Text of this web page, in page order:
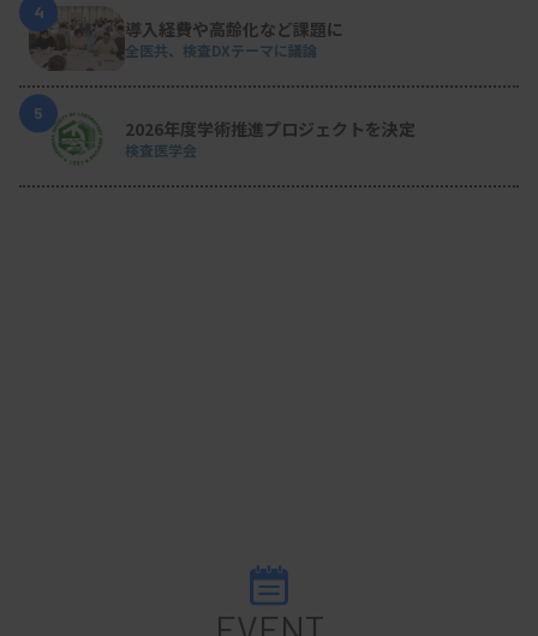
4
導入経費や高齢化など課題に
全医共、検査DXテーマに議論
5
2026年度学術推進プロジェクトを決定
検査医学会